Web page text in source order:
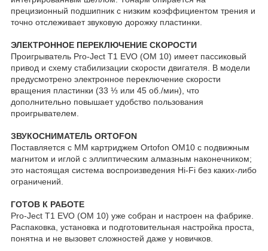
прецизионный подшипник с низким коэффициентом трения и
точно отслеживает звуковую дорожку пластинки.
ЭЛЕКТРОННОЕ ПЕРЕКЛЮЧЕНИЕ СКОРОСТИ
Проигрыватель Pro-Ject T1 EVO (OM 10) имеет пассиковый
привод и схему стабилизации скорости двигателя. В модели
предусмотрено электронное переключение скорости
вращения пластинки (33 ⅓ или 45 об./мин), что
дополнительно повышает удобство пользования
проигрывателем.
ЗВУКОСНИМАТЕЛЬ ORTOFON
Поставляется с ММ картриджем Ortofon OM10 с подвижным
магнитом и иглой с эллиптическим алмазным наконечником;
это настоящая система воспроизведения Hi-Fi без каких-либо
ограничений.
ГОТОВ К РАБОТЕ
Pro-Ject T1 EVO (OM 10) уже собран и настроен на фабрике.
Распаковка, установка и подготовительная настройка проста,
понятна и не вызовет сложностей даже у новичков.